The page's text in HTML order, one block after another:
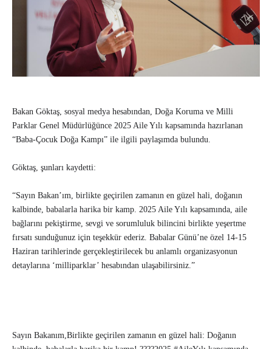
Bakan Göktaş, sosyal medya hesabından, Doğa Koruma ve Milli
Parklar Genel Müdürlüğünce 2025 Aile Yılı kapsamında hazırlanan
“Baba-Çocuk Doğa Kampı” ile ilgili paylaşımda bulundu.
Göktaş, şunları kaydetti:
“Sayın Bakan’ım, birlikte geçirilen zamanın en güzel hali, doğanın
kalbinde, babalarla harika bir kamp. 2025 Aile Yılı kapsamında, aile
bağlarını pekiştirme, sevgi ve sorumluluk bilincini birlikte yeşertme
fırsatı sunduğunuz için teşekkür ederiz. Babalar Günü’ne özel 14-15
Haziran tarihlerinde gerçekleştirilecek bu anlamlı organizasyonun
detaylarına ‘milliparklar’ hesabından ulaşabilirsiniz.”
Sayın Bakanım,Birlikte geçirilen zamanın en güzel hali: Doğanın